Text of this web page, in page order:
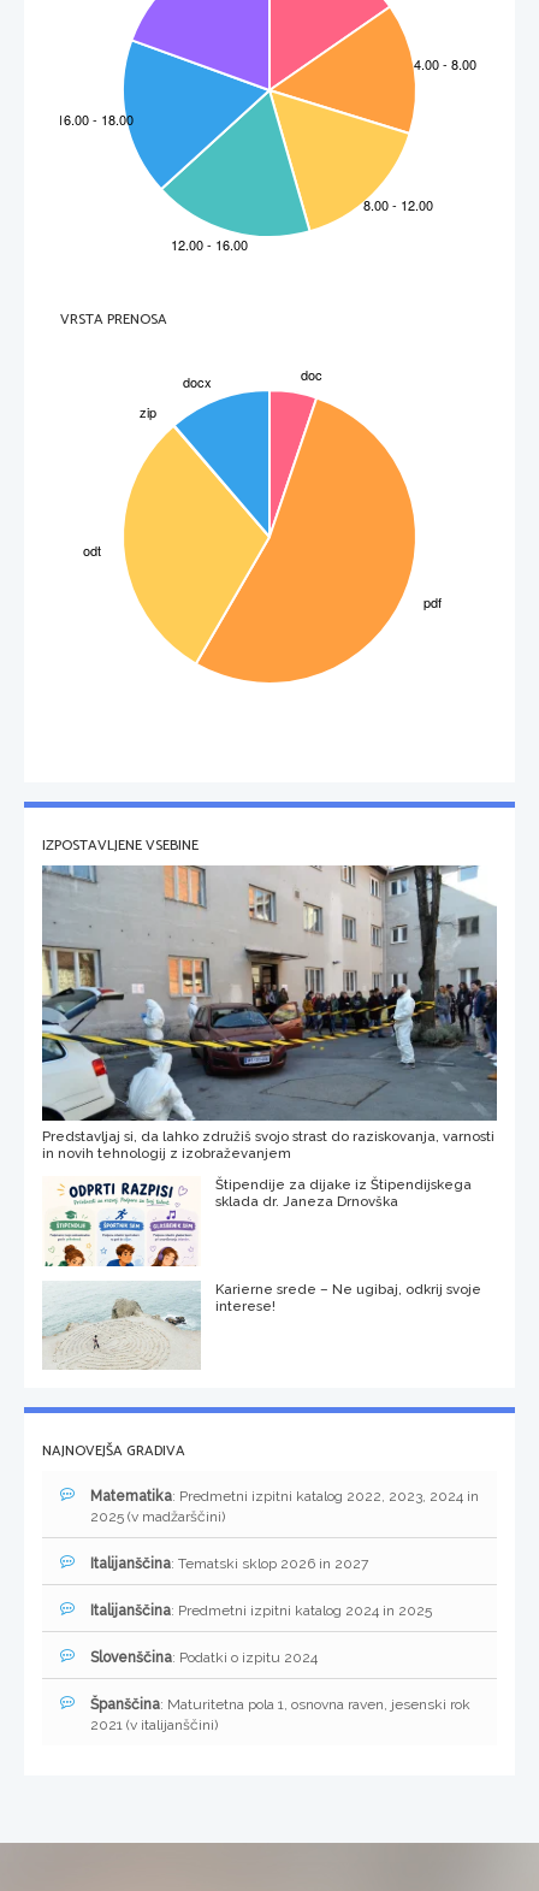
a) Nariši verižni izomer pentana z najnižjim vreliščem:
           [1,5T]
Ime izomera: ----------------------------------
b) Spojina CH
           [1,5T]
c) Spojina ∆ ima funkcionalni izomer:
           [1,5T]
Ime izomera: ----------------------------------
č) Prikazana sta konformacijska izomera etana. Zapiši njuni imeni (prekrižana/prekrita) [1,5T]
          A) -----------------------------------------
B) --------------------------------------
Etan se pretežno nahaja v obliki .............. (A/B), ker je energetsko ugodnejše zaradi
razporeditve atomov v prostoru.
trans-1,2-dikloroetena višje (-50
VRSTA PRENOSA
IZPOSTAVLJENE VSEBINE
Predstavljaj si, da lahko združiš svojo strast do raziskovanja, varnosti
in novih tehnologij z izobraževanjem
Štipendije za dijake iz Štipendijskega
sklada dr. Janeza Drnovška
Karierne srede – Ne ugibaj, odkrij svoje
interese!
NAJNOVEJŠA GRADIVA
Matematika: Predmetni izpitni katalog 2022, 2023, 2024 in
2025 (v madžarščini)
Italijanščina: Tematski sklop 2026 in 2027
Italijanščina: Predmetni izpitni katalog 2024 in 2025
Slovenščina: Podatki o izpitu 2024
Španščina: Maturitetna pola 1, osnovna raven, jesenski rok
2021 (v italijanščini)